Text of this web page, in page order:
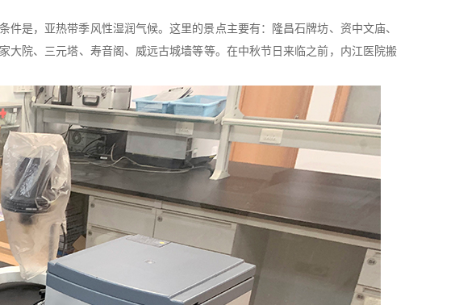
是，亚热带季风性湿润气候。这里的景点主要有：隆昌石牌坊、资中文庙、
院、三元塔、寿音阁、威远古城墙等等。在中秋节日来临之前，内江医院搬